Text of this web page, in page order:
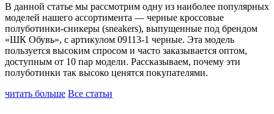
В данной статье мы рассмотрим одну из наиболее популярных
моделей нашего ассортимента — черные кроссовые
полуботинки-сникеры (sneakers), выпущенные под брендом
«ШК Обувь», с артикулом 09113-1 черные. Эта модель
пользуется высоким спросом и часто заказывается оптом,
доступным от 10 пар модели. Рассказываем, почему эти
полуботинки так высоко ценятся покупателями.
читать больше Все статьи